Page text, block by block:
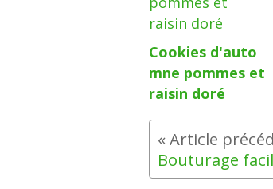
Cookies d'auto
mne pommes et
raisin doré
Bouturage